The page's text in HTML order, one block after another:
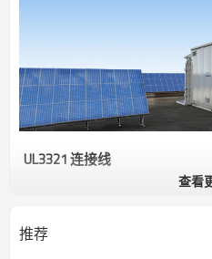
UL3321 连接线
UL 3271 连接线是一种单芯内部布
(XLPE) 绝缘，额定温度通常为
优异的耐热性、电气稳定性和耐久
查看
推荐